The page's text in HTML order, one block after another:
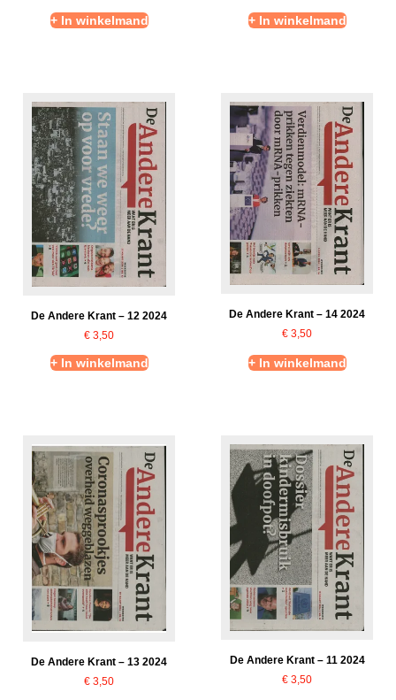
+ In winkelmand + In winkelmand
De Andere Krant – 12 2024
€ 3,50
+ In winkelmand
De Andere Krant – 14 2024
€ 3,50
+ In winkelmand
De Andere Krant – 13 2024
€ 3,50
De Andere Krant – 11 2024
€ 3,50